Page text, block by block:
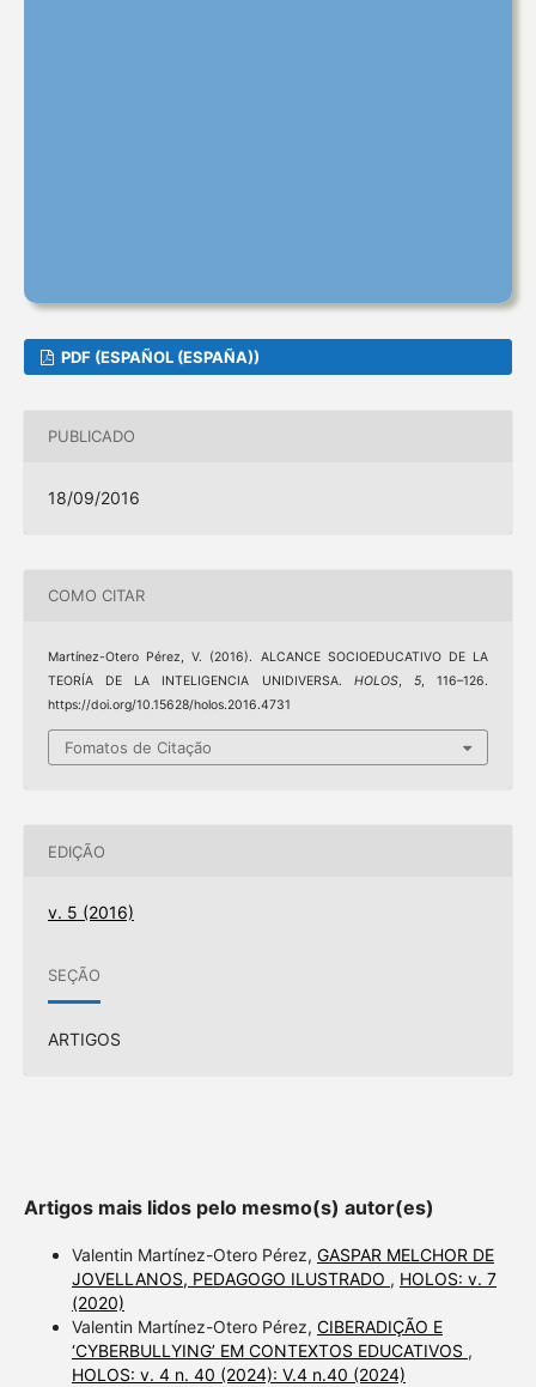
PDF (ESPAÑOL (ESPAÑA))
PUBLICADO
18/09/2016
COMO CITAR
Martínez-Otero Pérez, V. (2016). ALCANCE SOCIOEDUCATIVO DE LA
TEORÍA DE LA INTELIGENCIA UNIDIVERSA. HOLOS, 5, 116–126.
https://doi.org/10.15628/holos.2016.4731
Fomatos de Citação
EDIÇÃO
v. 5 (2016)
SEÇÃO
ARTIGOS
Artigos mais lidos pelo mesmo(s) autor(es)
Valentin Martínez-Otero Pérez, GASPAR MELCHOR DE
JOVELLANOS, PEDAGOGO ILUSTRADO , HOLOS: v. 7
(2020)
Valentin Martínez-Otero Pérez, CIBERADIÇÃO E
‘CYBERBULLYING’ EM CONTEXTOS EDUCATIVOS ,
HOLOS: v. 4 n. 40 (2024): V.4 n.40 (2024)